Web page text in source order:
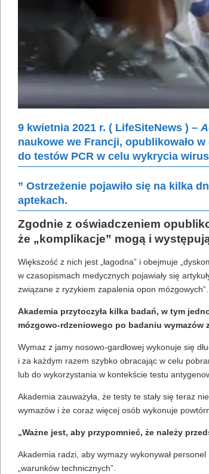
9 kwietnia 2021 r. ( LifeSiteNews ) –
naukowe we Francji, opublikowało
do testów PCR w celu wykrycia
” Ostrzeżenie pojawiło się na kilka
aptekach.
Zgodnie z oświadczeniem
że „komplikacje” mogą i
Większość z nich jest „łagodna” i obejmuje
w czasopismach medycznych pojawiały się
związane z ryzykiem zapalenia opon mózgowych”.
Akademia przytoczyła kilka badań, w tym
mózgowo-rdzeniowego po badaniu wymazów
Wymaz z jamy nosowo-gardłowej wykonuje się
i za każdym razem szybko obracając w celu
lub do wykorzystania w kontekście testu
Akademia zauważyła, że ​​testy te stały się teraz
wymazów i że coraz więcej osób wykonuje
„Ważne jest, aby przypomnieć, że należy
Akademia radzi, aby wymazy wykonywał
„warunków technicznych”.